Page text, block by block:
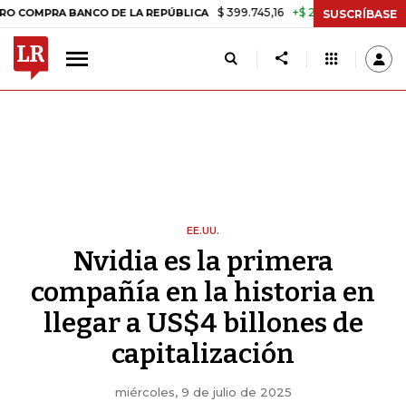
BANCO DE LA REPÚBLICA $ 399.745,16 +$ 2.295,71 +0,58%
SUSCRÍBASE
EE.UU.
Nvidia es la primera
compañía en la historia en
llegar a US$4 billones de
capitalización
miércoles, 9 de julio de 2025